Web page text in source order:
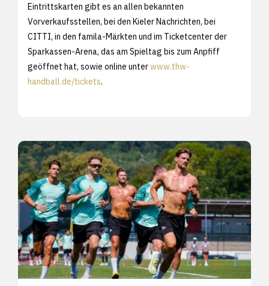
Eintrittskarten gibt es an allen bekannten
Vorverkaufsstellen, bei den Kieler Nachrichten, bei
CITTI, in den famila-Märkten und im Ticketcenter der
Sparkassen-Arena, das am Spieltag bis zum Anpfiff
geöffnet hat, sowie online unterwww.thw-
handball.de/tickets.